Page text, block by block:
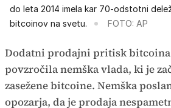
do leta 2014 imela kar 70-odstotni
bitcoinov na svetu.
FOTO: AP
Dodatni prodajni pritisk
povzročila nemška vlada, ki je
zasežene bitcoine. Nemška
opozarja, da je prodaja